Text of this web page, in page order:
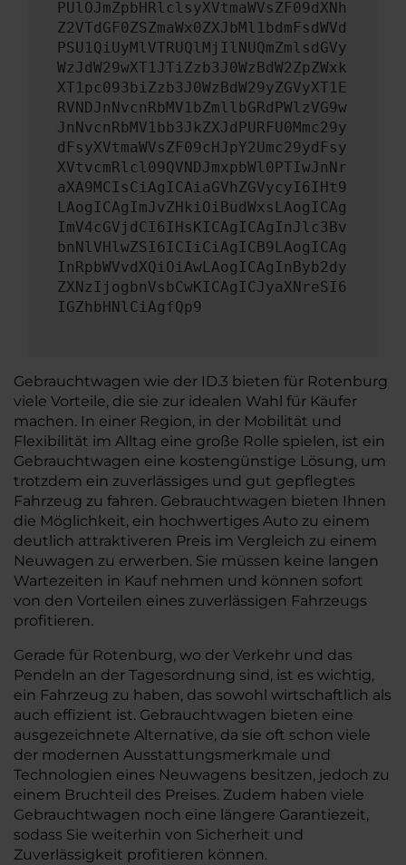
PUlOJmZpbHRlclsyXVtmaWVsZF09dXNh
Z2VTdGF0ZSZmaWx0ZXJbMl1bdmFsdWVd
PSU1QiUyMlVTRUQlMjIlNUQmZmlsdGVy
WzJdW29wXT1JTiZzb3J0WzBdW2ZpZWxk
XT1pc093biZzb3J0WzBdW29yZGVyXT1E
RVNDJnNvcnRbMV1bZmllbGRdPWlzVG9w
JnNvcnRbMV1bb3JkZXJdPURFU0Mmc29y
dFsyXVtmaWVsZF09cHJpY2Umc29ydFsy
XVtvcmRlcl09QVNDJmxpbWl0PTIwJnNr
aXA9MCIsCiAgICAiaGVhZGVycyI6IHt9
LAogICAgImJvZHkiOiBudWxsLAogICAg
ImV4cGVjdCI6IHsKICAgICAgInJlc3Bv
bnNlVHlwZSI6ICIiCiAgICB9LAogICAg
InRpbWVvdXQiOiAwLAogICAgInByb2dy
ZXNzIjogbnVsbCwKICAgICJyaXNreSI6
IGZhbHNlCiAgfQp9
Gebrauchtwagen wie der ID.3 bieten für Rotenburg
viele Vorteile, die sie zur idealen Wahl für Käufer
machen. In einer Region, in der Mobilität und
Flexibilität im Alltag eine große Rolle spielen, ist ein
Gebrauchtwagen eine kostengünstige Lösung, um
trotzdem ein zuverlässiges und gut gepflegtes
Fahrzeug zu fahren. Gebrauchtwagen bieten Ihnen
die Möglichkeit, ein hochwertiges Auto zu einem
deutlich attraktiveren Preis im Vergleich zu einem
Neuwagen zu erwerben. Sie müssen keine langen
Wartezeiten in Kauf nehmen und können sofort
von den Vorteilen eines zuverlässigen Fahrzeugs
profitieren.
Gerade für Rotenburg, wo der Verkehr und das
Pendeln an der Tagesordnung sind, ist es wichtig,
ein Fahrzeug zu haben, das sowohl wirtschaftlich als
auch effizient ist. Gebrauchtwagen bieten eine
ausgezeichnete Alternative, da sie oft schon viele
der modernen Ausstattungsmerkmale und
Technologien eines Neuwagens besitzen, jedoch zu
einem Bruchteil des Preises. Zudem haben viele
Gebrauchtwagen noch eine längere Garantiezeit,
sodass Sie weiterhin von Sicherheit und
Zuverlässigkeit profitieren können.